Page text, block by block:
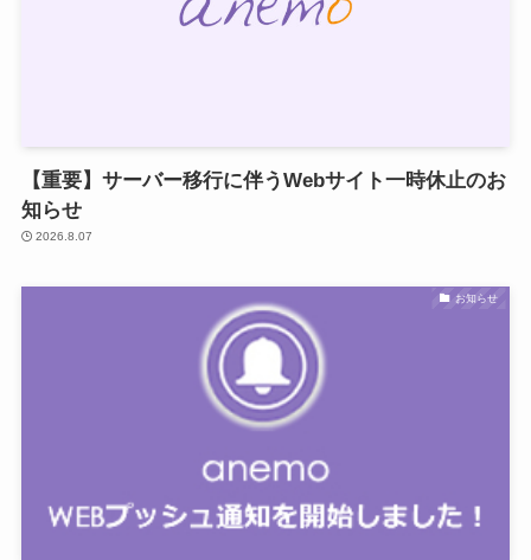
【重要】サーバー移行に伴うWebサイト一時休止のお
知らせ
2026.8.07
お知らせ